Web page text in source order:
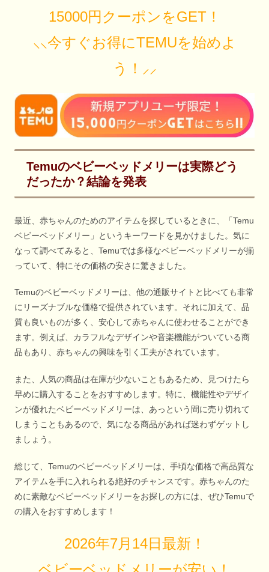
15000円クーポンをGET！
⸜⸜今すぐお得にTEMUを始めよ
う！⸝⸝
Temuのベビーベッドメリーは実際どう
だったか？結論を発表
最近、赤ちゃんのためのアイテムを探しているときに、「Temu
ベビーベッドメリー」というキーワードを見かけました。気に
なって調べてみると、Temuでは多様なベビーベッドメリーが揃
っていて、特にその価格の安さに驚きました。
Temuのベビーベッドメリーは、他の通販サイトと比べても非常
にリーズナブルな価格で提供されています。それに加えて、品
質も良いものが多く、安心して赤ちゃんに使わせることができ
ます。例えば、カラフルなデザインや音楽機能がついている商
品もあり、赤ちゃんの興味を引く工夫がされています。
また、人気の商品は在庫が少ないこともあるため、見つけたら
早めに購入することをおすすめします。特に、機能性やデザイ
ンが優れたベビーベッドメリーは、あっという間に売り切れて
しまうこともあるので、気になる商品があれば迷わずゲットし
ましょう。
総じて、Temuのベビーベッドメリーは、手頃な価格で高品質な
アイテムを手に入れられる絶好のチャンスです。赤ちゃんのた
めに素敵なベビーベッドメリーをお探しの方には、ぜひTemuで
の購入をおすすめします！
2026年7月14日最新！